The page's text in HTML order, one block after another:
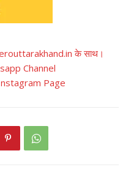
के साथ।
Channel
Page